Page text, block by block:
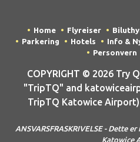
Home Flyreiser
Parkering
Hotels Info &
Personvern
COPYRIGHT © 2026 Try
"TripTQ" and
TripTQ Katowice
ANSVARSFRASKRIVELSE -
Katowice